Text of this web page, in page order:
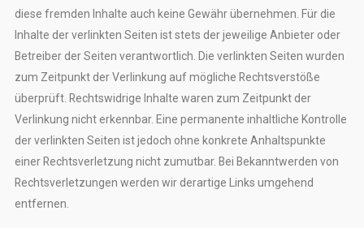
diese fremden Inhalte auch keine Gewähr übernehmen. Für die
Inhalte der verlinkten Seiten ist stets der jeweilige Anbieter oder
Betreiber der Seiten verantwortlich. Die verlinkten Seiten wurden
zum Zeitpunkt der Verlinkung auf mögliche Rechtsverstöße
überprüft. Rechtswidrige Inhalte waren zum Zeitpunkt der
Verlinkung nicht erkennbar. Eine permanente inhaltliche Kontrolle
der verlinkten Seiten ist jedoch ohne konkrete Anhaltspunkte
einer Rechtsverletzung nicht zumutbar. Bei Bekanntwerden von
Rechtsverletzungen werden wir derartige Links umgehend
entfernen.